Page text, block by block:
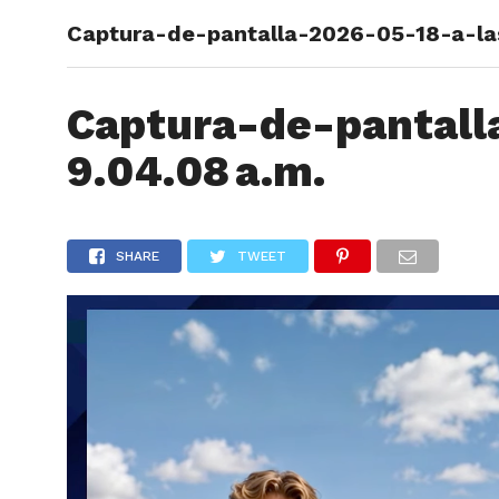
Captura-de-pantalla-2026-05-18-a-
Captura-de-
9.04.08 a.m.
SHARE TWEET